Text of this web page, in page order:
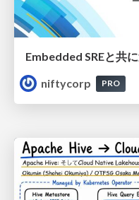
niftycorp
PRO